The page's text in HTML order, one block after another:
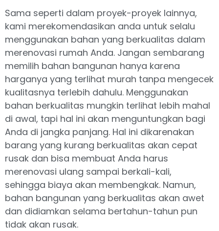
Sama seperti dalam proyek-proyek lainnya,
kami merekomendasikan anda untuk selalu
menggunakan bahan yang berkualitas dalam
merenovasi rumah Anda. Jangan sembarang
memilih bahan bangunan hanya karena
harganya yang terlihat murah tanpa mengecek
kualitasnya terlebih dahulu. Menggunakan
bahan berkualitas mungkin terlihat lebih mahal
di awal, tapi hal ini akan menguntungkan bagi
Anda di jangka panjang. Hal ini dikarenakan
barang yang kurang berkualitas akan cepat
rusak dan bisa membuat Anda harus
merenovasi ulang sampai berkali-kali,
sehingga biaya akan membengkak. Namun,
bahan bangunan yang berkualitas akan awet
dan didiamkan selama bertahun-tahun pun
tidak akan rusak.